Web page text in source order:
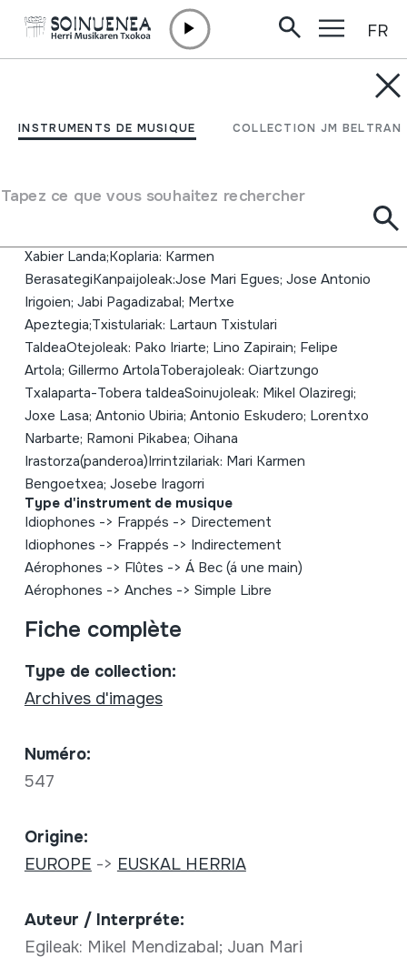
INSTRUMENTS DE MUSIQUE COLLECTION JM BELTRAN
Tapez ce que vous souhaitez rechercher
FR
Oiartzungo Hotsak
Egileak: Mikel Mendizabal; Juan Mari
Xabier Landa;Koplaria: Karmen
BerasategiKanpaijoleak:Jose Mari Egues; Jose Antonio
Irigoien; Jabi Pagadizabal; Mertxe
Apeztegia;Txistulariak: Lartaun Txistulari
TaldeaOtejoleak: Pako Iriarte; Lino Zapirain; Felipe
Artola; Gillermo ArtolaToberajoleak: Oiartzungo
Txalaparta-Tobera taldeaSoinujoleak: Mikel Olaziregi;
Joxe Lasa; Antonio Ubiria; Antonio Eskudero; Lorentxo
Narbarte; Ramoni Pikabea; Oihana
Irastorza(panderoa)Irrintzilariak: Mari Karmen
Bengoetxea; Josebe Iragorri
Type d'instrument de musique
Idiophones -> Frappés -> Directement
Idiophones -> Frappés -> Indirectement
Aérophones -> Flûtes -> Á Bec (á une main)
Aérophones -> Anches -> Simple Libre
Fiche complète
Type de collection:
Archives d'images
Numéro:
547
Origine:
EUROPE -> EUSKAL HERRIA
Auteur / Interpréte:
Egileak: Mikel Mendizabal; Juan Mari